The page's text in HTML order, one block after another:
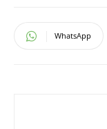
WhatsApp